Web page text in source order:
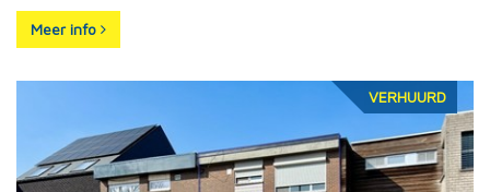
Meer info
VERHUURD